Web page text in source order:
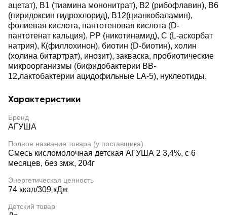
ацетат), В1 (тиамина мононитрат), В2 (рибофлавин), В6
(пиридоксин гидрохлорид), В12(цианкобаламин),
фолиевая кислота, пантотеновая кислота (D-
пантотенат кальция), РР (никотинамид), С (L-аскорбат
натрия), К(филлохинон), биотин (D-биотин), холин
(холина битартрат), инозит), закваска, пробиотические
микроорганизмы (бифидобактерии BB-
12,лактобактерии ацидофильные LA-5), нуклеотиды.
Характеристики
Бренд
АГУША
Полное название товара (у поставщика)
Смесь кисломолочная детская АГУША 2 3,4%, с 6
месяцев, без змж, 204г
Энергетическая ценность
74 ккал/309 кДж
Детский товар